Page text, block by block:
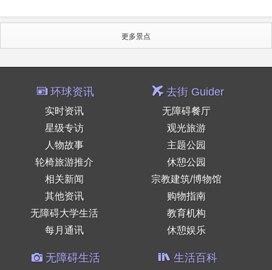
更多景点
环球资讯
实时资讯
星级专访
人物故事
轮椅旅游推介
相关新闻
其他资讯
无障碍大学生活
每月通讯
去街 Guider
无障碍餐厅
观光旅游
主题公园
休憩公园
宗教建筑/博物馆
购物指南
教育机构
休憩娱乐
无障碍生活 生活百科